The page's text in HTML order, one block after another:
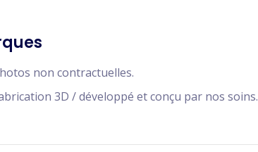
non contractuelles.
3D / développé et conçu par nos soins.